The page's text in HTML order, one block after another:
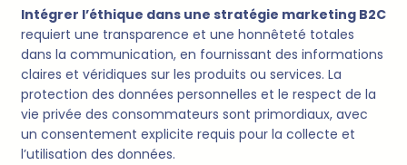
Intégrer l’éthique dans une stratégie marketing B2C
requiert une transparence et une honnêteté totales
dans la communication, en fournissant des informations
claires et véridiques sur les produits ou services. La
protection des données personnelles et le respect de la
vie privée des consommateurs sont primordiaux, avec
un consentement explicite requis pour la collecte et
l’utilisation des données.